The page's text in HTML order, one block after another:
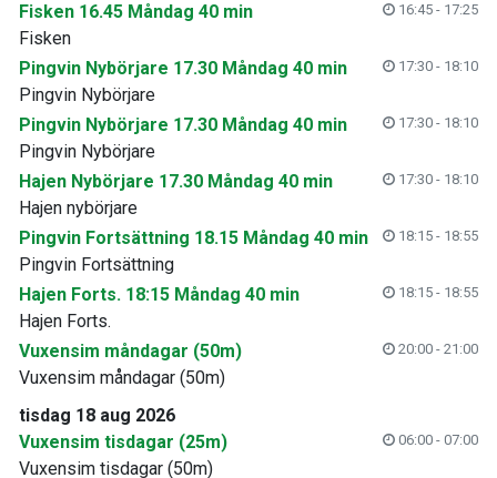
Fisken 16.45 Måndag 40 min
16:45 - 17:25
Fisken
Pingvin Nybörjare 17.30 Måndag 40 min
17:30 - 18:10
Pingvin Nybörjare
Pingvin Nybörjare 17.30 Måndag 40 min
17:30 - 18:10
Pingvin Nybörjare
Hajen Nybörjare 17.30 Måndag 40 min
17:30 - 18:10
Hajen nybörjare
Pingvin Fortsättning 18.15 Måndag 40 min
18:15 - 18:55
Pingvin Fortsättning
Hajen Forts. 18:15 Måndag 40 min
18:15 - 18:55
Hajen Forts.
Vuxensim måndagar (50m)
20:00 - 21:00
Vuxensim måndagar (50m)
tisdag 18 aug 2026
Vuxensim tisdagar (25m)
06:00 - 07:00
Vuxensim tisdagar (50m)